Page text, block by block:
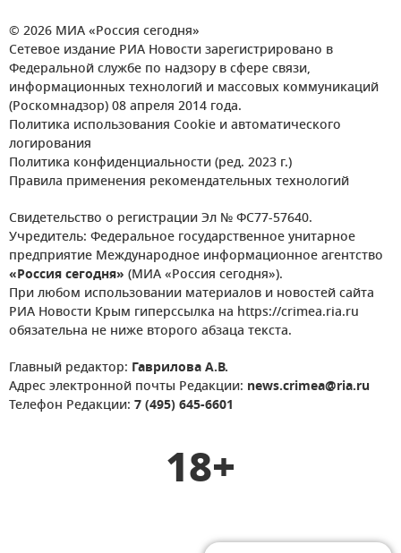
© 2026 МИА «Россия сегодня»
Сетевое издание РИА Новости зарегистрировано в
Федеральной службе по надзору в сфере связи,
информационных технологий и массовых коммуникаций
(Роскомнадзор) 08 апреля 2014 года.
Политика использования Cookie и автоматического
логирования
Политика конфиденциальности (ред. 2023 г.)
Правила применения рекомендательных технологий
Свидетельство о регистрации Эл № ФС77-57640.
Учредитель: Федеральное государственное унитарное
предприятие Международное информационное агентство
«Россия сегодня» (МИА «Россия сегодня»).
При любом использовании материалов и новостей сайта
РИА Новости Крым гиперссылка на https://crimea.ria.ru
обязательна не ниже второго абзаца текста.
Главный редактор: Гаврилова А.В.
Адрес электронной почты Редакции: news.crimea@ria.ru
Телефон Редакции: 7 (495) 645-6601
18+